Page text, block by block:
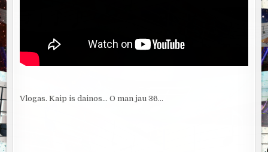
Vlogas. Kaip is dainos… O man jau 36…